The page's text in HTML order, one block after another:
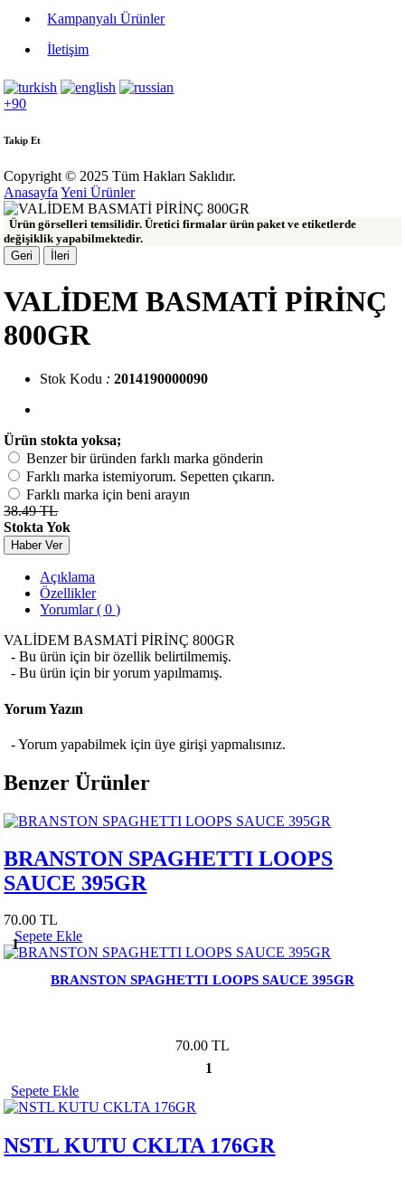
Kampanyalı Ürünler
İletişim
+90
Takip Et
Copyright © 2025 Tüm Hakları Saklıdır.
Anasayfa Yeni Ürünler
Ürün görselleri temsilidir. Üretici firmalar ürün paket ve etiketlerde
değişiklik yapabilmektedir.
Geri
İleri
VALİDEM BASMATİ PİRİNÇ
800GR
Stok Kodu : 2014190000090
Ürün stokta yoksa;
Benzer bir üründen farklı marka gönderin
Farklı marka istemiyorum. Sepetten çıkarın.
Farklı marka için beni arayın
38.49 TL
Stokta Yok
Haber Ver
Açıklama
Özellikler
Yorumlar ( 0 )
VALİDEM BASMATİ PİRİNÇ 800GR
- Bu ürün için bir özellik belirtilmemiş.
- Bu ürün için bir yorum yapılmamış.
Yorum Yazın
- Yorum yapabilmek için üye girişi yapmalısınız.
Benzer Ürünler
BRANSTON SPAGHETTI LOOPS
SAUCE 395GR
70.00 TL
1
Sepete Ekle
BRANSTON SPAGHETTI LOOPS SAUCE 395GR
70.00 TL
1
Sepete Ekle
NSTL KUTU CKLTA 176GR